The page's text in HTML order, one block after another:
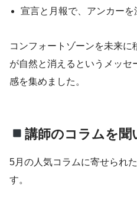
宣言と月報で、アンカーを
コンフォートゾーンを未来に
が自然と消えるというメッ
感を集めました。
講師のコラムを聞
5月の人気コラムに寄せられ
す。